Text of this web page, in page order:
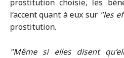
prostitution choisie, les
l’accent quant à eux sur les
prostitution.
Même si elles disent